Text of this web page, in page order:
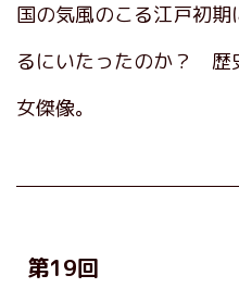
国の気風のこる江戸初
るにいたったのか？ 歴
女傑像。
第19回